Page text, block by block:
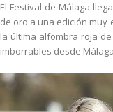
El Festival de Málaga
de oro a una edición muy
la última alfombra roja
imborrables desde